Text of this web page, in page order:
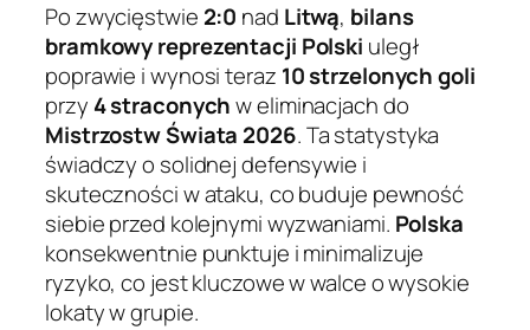
Po zwycięstwie 2:0 nad Litwą, bilans
bramkowy reprezentacji Polski uległ
poprawie i wynosi teraz 10 strzelonych goli
przy 4 straconychw eliminacjach do
Mistrzostw Świata 2026. Ta statystyka
świadczy o solidnej defensywie i
skuteczności w ataku, co buduje pewność
siebie przed kolejnymi wyzwaniami. Polska
konsekwentnie punktuje i minimalizuje
ryzyko, co jest kluczowe w walce o wysokie
lokaty w grupie.